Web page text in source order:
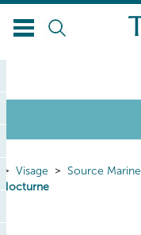
Visage Source Marine
Nocturne